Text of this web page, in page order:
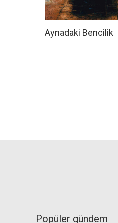
Aynadaki Bencilik
Popüler gündem